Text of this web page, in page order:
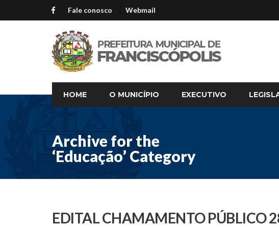
Fale conosco Webmail
HOME O MUNICÍPIO EXECUTIVO
Archive for the
‘Educação’ Category
EDITAL CHAMAMENTO PÚBLICO